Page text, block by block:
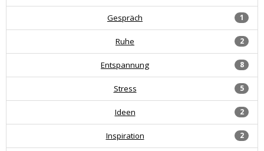
1
Gespräch
2
Ruhe
8
Entspannung
5
Stress
2
Ideen
2
Inspiration